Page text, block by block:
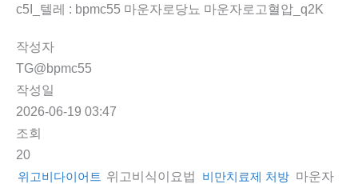
c5I_텔레 : bpmc55 마운자로당뇨 마운자로고혈압_q2K
작성자
TG@bpmc55
작성일
2026-06-19 03:47
조회
20
위고비다이어트 위고비식이요법 비만치료제 처방 마운자